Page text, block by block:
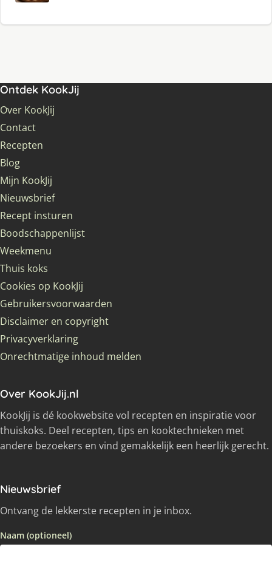
Ontdek KookJij
Over KookJij
Contact
Recepten
Blog
Mijn KookJij
Nieuwsbrief
Recept insturen
Boodschappenlijst
Weekmenu
Thuis koks
Cookies op KookJij
Gebruikersvoorwaarden
Disclaimer en copyright
Privacyverklaring
Onrechtmatige inhoud melden
Over KookJij.nl
KookJij is dé kookwebsite vol recepten en inspiratie voor
thuiskoks. Deel recepten, tips en kooktechnieken met
andere bezoekers en vind gemakkelijk een heerlijk gerecht.
Nieuwsbrief
Ontvang de lekkerste recepten in je inbox.
Naam (optioneel)